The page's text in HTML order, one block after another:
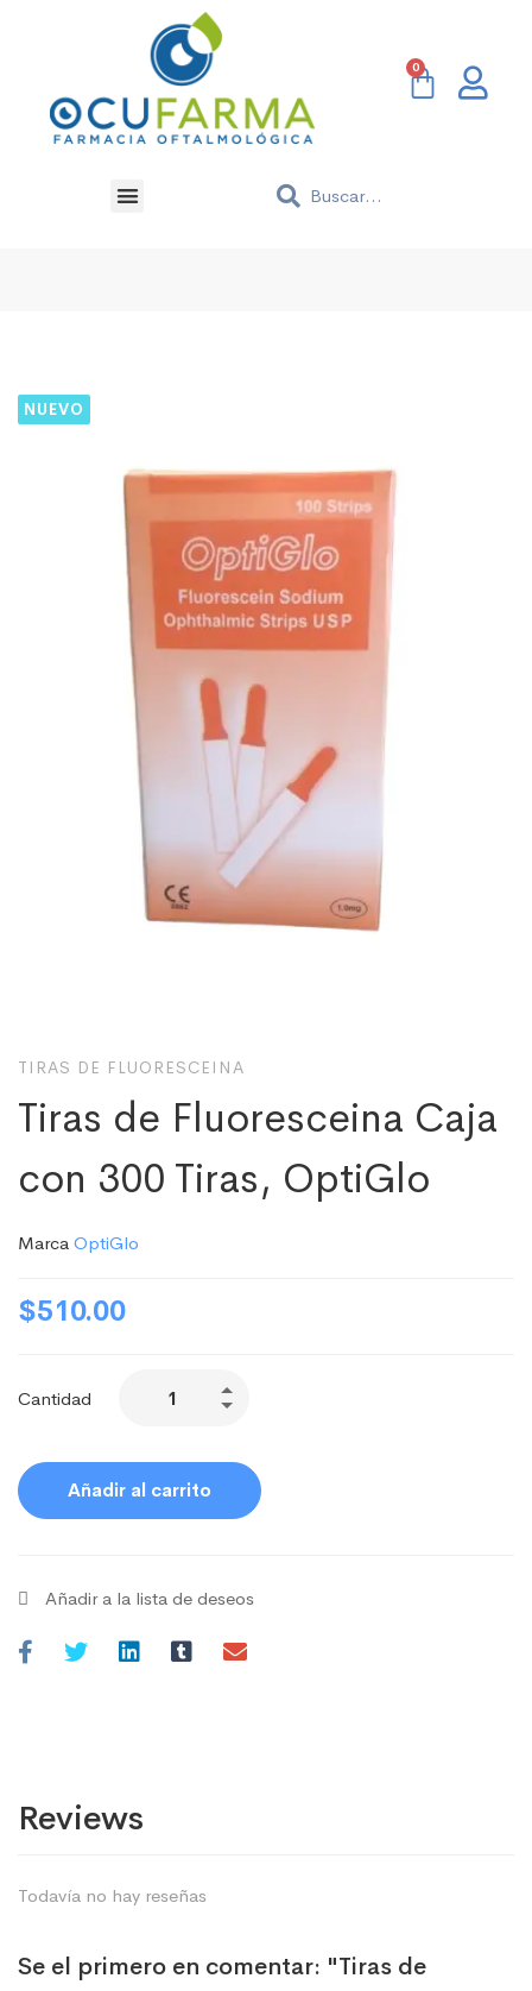
NUEVO
TIRAS DE FLUORESCEINA
Tiras de Fluoresceina Caja
con 300 Tiras, OptiGlo
Marca OptiGlo
$510.00
Cantidad
Añadir al carrito
Añadir a la lista de deseos
Reviews
Todavía no hay reseñas
Se el primero en comentar: "Tiras de